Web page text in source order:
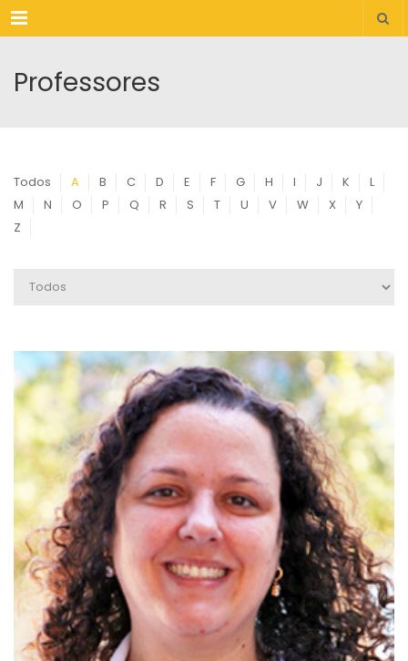
Menu
Professores
Todos A B C D E F G H I J K
L
M
N O P Q R S T U V W X
Y
Z